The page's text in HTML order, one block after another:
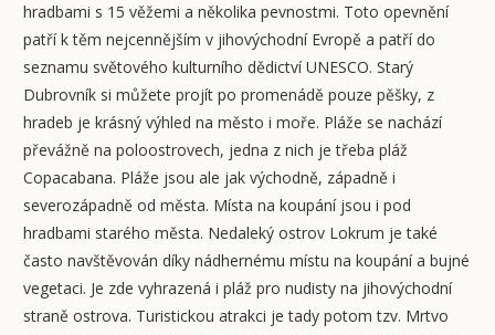
hradbami s 15 věžemi a několika pevnostmi. Toto opevnění
patří k těm nejcennějším v jihovýchodní Evropě a patří do
seznamu světového kulturního dědictví UNESCO. Starý
Dubrovník si můžete projít po promenádě pouze pěšky, z
hradeb je krásný výhled na město i moře. Pláže se nachází
převážně na poloostrovech, jedna z nich je třeba pláž
Copacabana. Pláže jsou ale jak východně, západně i
severozápadně od města. Místa na koupání jsou i pod
hradbami starého města. Nedaleký ostrov Lokrum je také
často navštěvován díky nádhernému místu na koupání a bujné
vegetaci. Je zde vyhrazená i pláž pro nudisty na jihovýchodní
straně ostrova. Turistickou atrakci je tady potom tzv. Mrtvo